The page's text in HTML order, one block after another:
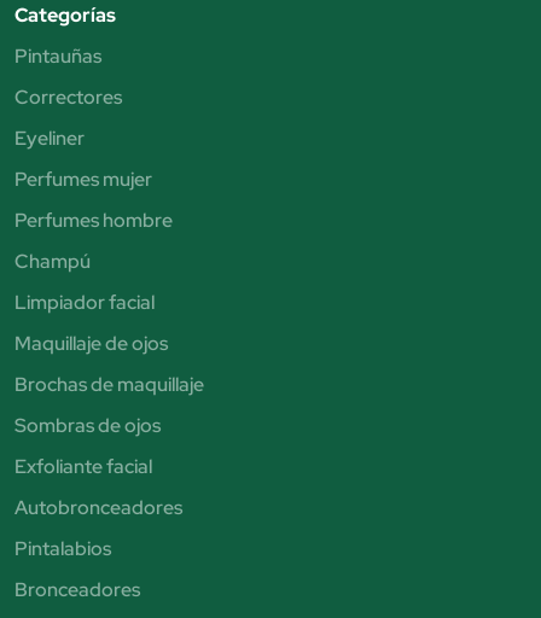
Categorías
Pintauñas
Correctores
Eyeliner
Perfumes mujer
Perfumes hombre
Champú
Limpiador facial
Maquillaje de ojos
Brochas de maquillaje
Sombras de ojos
Exfoliante facial
Autobronceadores
Pintalabios
Bronceadores